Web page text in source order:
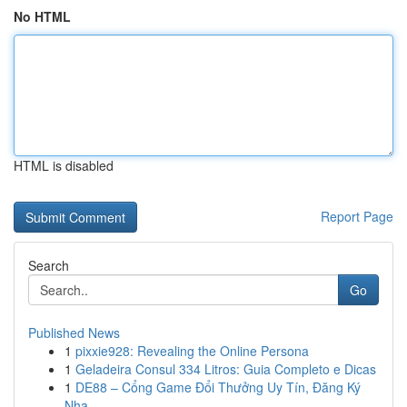
No HTML
HTML is disabled
Report Page
Search
Go
Published News
1 pixxie928: Revealing the Online Persona
1 Geladeira Consul 334 Litros: Guia Completo e Dicas
1 DE88 – Cổng Game Đổi Thưởng Uy Tín, Đăng Ký